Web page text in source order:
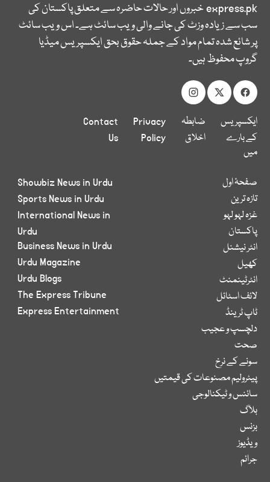
express.pkخبروں اور حالات حاضرہ سے متعلق پاکستان کی
سب سے زیادہ وزٹ کی جانے والی ویب سائٹ ہے۔ اس ویب سائٹ
پر شائع شدہ تمام مواد کے جملہ حقوق بحق ایکسپریس میڈیا
گروپ محفوظ ہیں۔
ایکسپریس
کے بارے
میں
ضابطہ
اخلاق
Privacy
Policy
Contact
Us
صفحۂ اول
تازہ ترین
غزہ لہو لہو
پاکستان
انٹر نیشنل
کھیل
انٹرٹینمنٹ
لائف اسٹائل
ٹاپ ٹرینڈ
دلچسپ و عجیب
صحت
سونے کے نرخ
پیٹرولیم مصنوعات کی قیمتیں
سائنس و ٹیکنالوجی
بلاگ
بزنس
ویڈیوز
جرائم
Showbiz News in Urdu
Sports News in Urdu
International News in
Urdu
Business News in Urdu
Urdu Magazine
Urdu Blogs
The Express Tribune
Express Entertainment